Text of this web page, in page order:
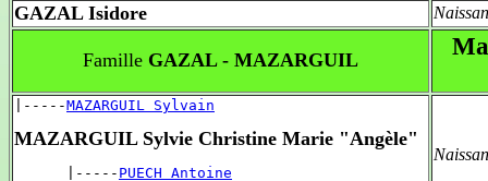
GAZAL Isidore
Famille GAZAL - MAZARGUIL
|-----MAZARGUIL Sylvain
MAZARGUIL Sylvie Christine Marie "Angèle"
      |-----
PUECH Antoine